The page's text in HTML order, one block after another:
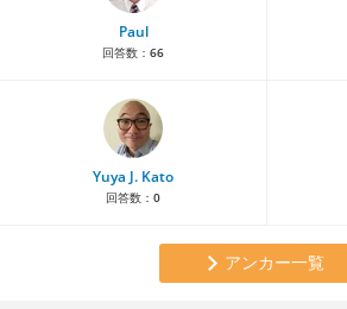
Paul
回答数： 66
Yuya J. Kato
回答数： 0
アンカー一覧